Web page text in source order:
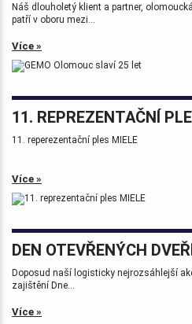
Náš dlouholetý klient a partner,
patří v oboru mezi...
Více »
11. REPREZENTAČNÍ
11. reperezentační ples MIELE
Více »
Doposud naší logisticky nejrozsáhlejší
zajištění Dne...
Více »